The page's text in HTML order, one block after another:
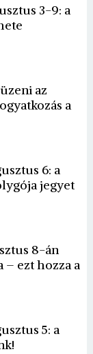
3-9: a
az
a
6: a
jegyet
8-án
– ezt hozza a
5: a